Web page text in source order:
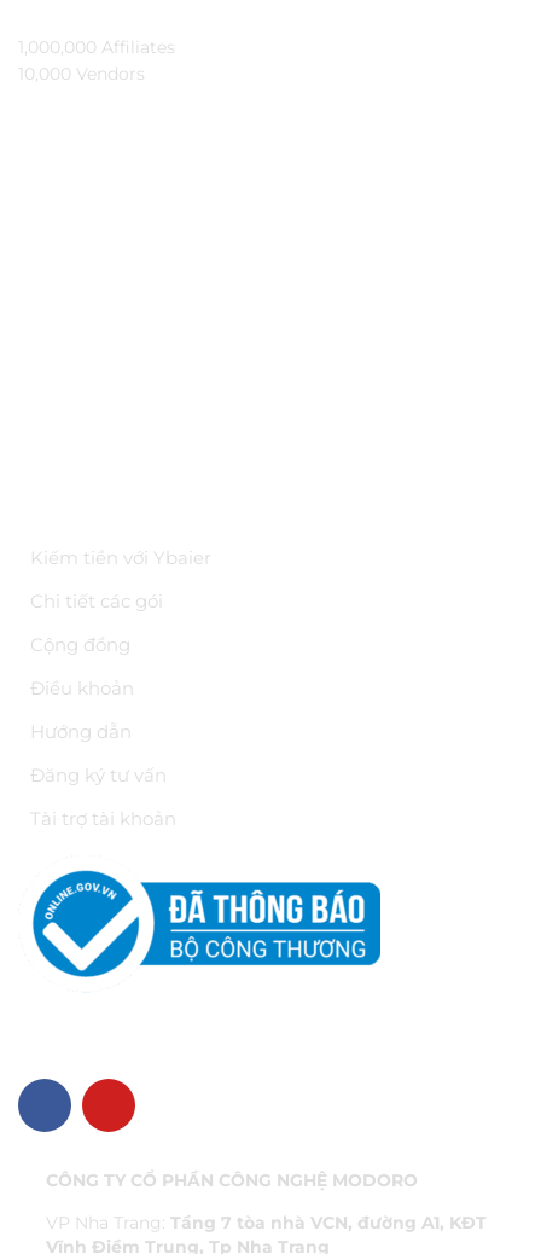
1,000,000 Affiliates​
10,000 Vendors​
Kiếm tiền với Ybaier
Chi tiết các gói
Cộng đồng
Điều khoản
Hướng dẫn
Đăng ký tư vấn
Tài trợ tài khoản
CÔNG TY CỔ PHẦN CÔNG NGHỆ MODORO
VP Nha Trang: Tầng 7 tòa nhà VCN, đường A1, KĐT
Vĩnh Điềm Trung, Tp Nha Trang